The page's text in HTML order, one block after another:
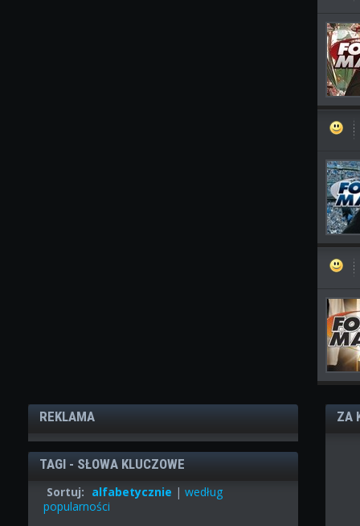
REKLAMA
TAGI - SŁOWA KLUCZOWE
Sortuj: alfabetycznie |według
popularności
ZA